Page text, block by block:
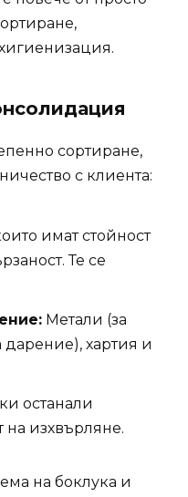
сортиране,
с клиента:
имат стойност
Те се
Метали (за
дарение), хартия и
останали
на изхвърляне.
на боклука и